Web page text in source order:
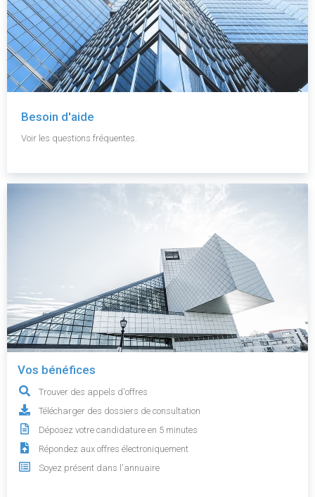
Besoin d'aide
Voir les questions fréquentes.
Vos bénéfices
Trouver des appels d'offres
Télécharger des dossiers de consultation
Déposez votre candidature en 5 minutes
Répondez aux offres électroniquement
Soyez présent dans l'annuaire